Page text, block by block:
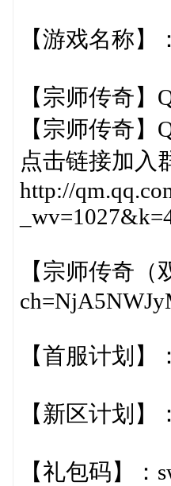
【游戏名称
【宗师传奇】
【宗师传奇】
点击链接加入
http://
【宗师传奇（
【首服计划】
【新区计划
【礼包码】：